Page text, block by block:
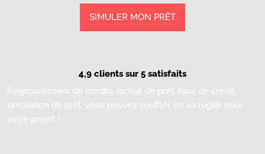
SIMULER MON PRÊT
4,9 clients sur 5 satisfaits
Regroupement de crédits, rachat de prêt, taux de crédit,
simulation de prêt, vous pouvez souffler, on va rugiiiir pour
votre projet !